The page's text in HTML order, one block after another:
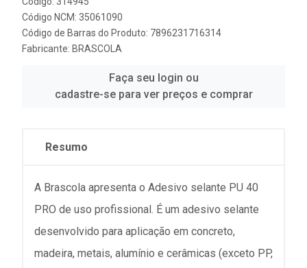
Código NCM: 35061090
Código de Barras do Produto: 7896231716314
Fabricante: BRASCOLA
Faça seu login ou
cadastre-se para ver preços e comprar
Resumo
A Brascola apresenta o Adesivo selante PU 40
PRO de uso profissional. É um adesivo selante
desenvolvido para aplicação em concreto,
madeira, metais, alumínio e cerâmicas (exceto PP,